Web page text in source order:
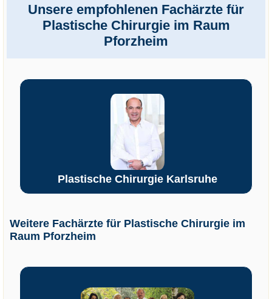
Unsere empfohlenen Fachärzte für
Plastische Chirurgie im Raum
Pforzheim
Plastische Chirurgie Karlsruhe
Weitere Fachärzte für Plastische Chirurgie im
Raum Pforzheim